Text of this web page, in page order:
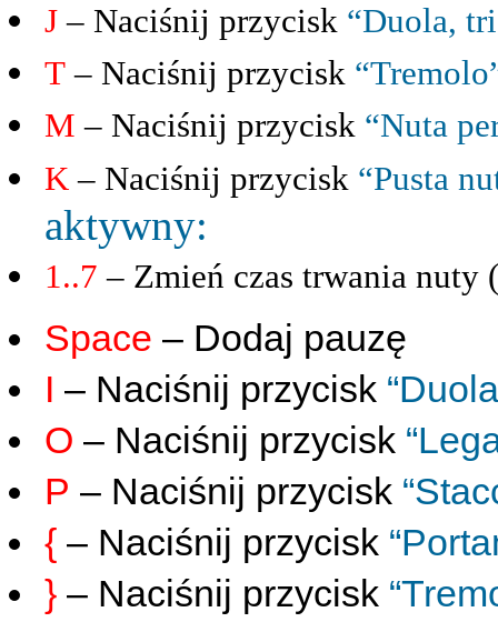
J – Naciśnij przycisk “Duola,
T – Naciśnij przycisk
M – Naciśnij przycisk “Nuta
K – Naciśnij przycisk “Pusta
aktywny:
1..7 – Zmień czas trwania nuty
Space – Dodaj pauzę
I – Naciśnij przycisk
O – Naciśnij przycisk
P – Naciśnij przycisk
{ – Naciśnij przycisk
} – Naciśnij przycisk